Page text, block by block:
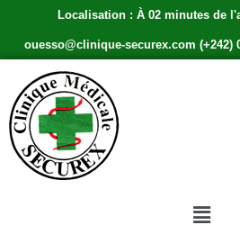
Localisation : À 02 minutes de
ouesso@clinique-securex.com (+242)